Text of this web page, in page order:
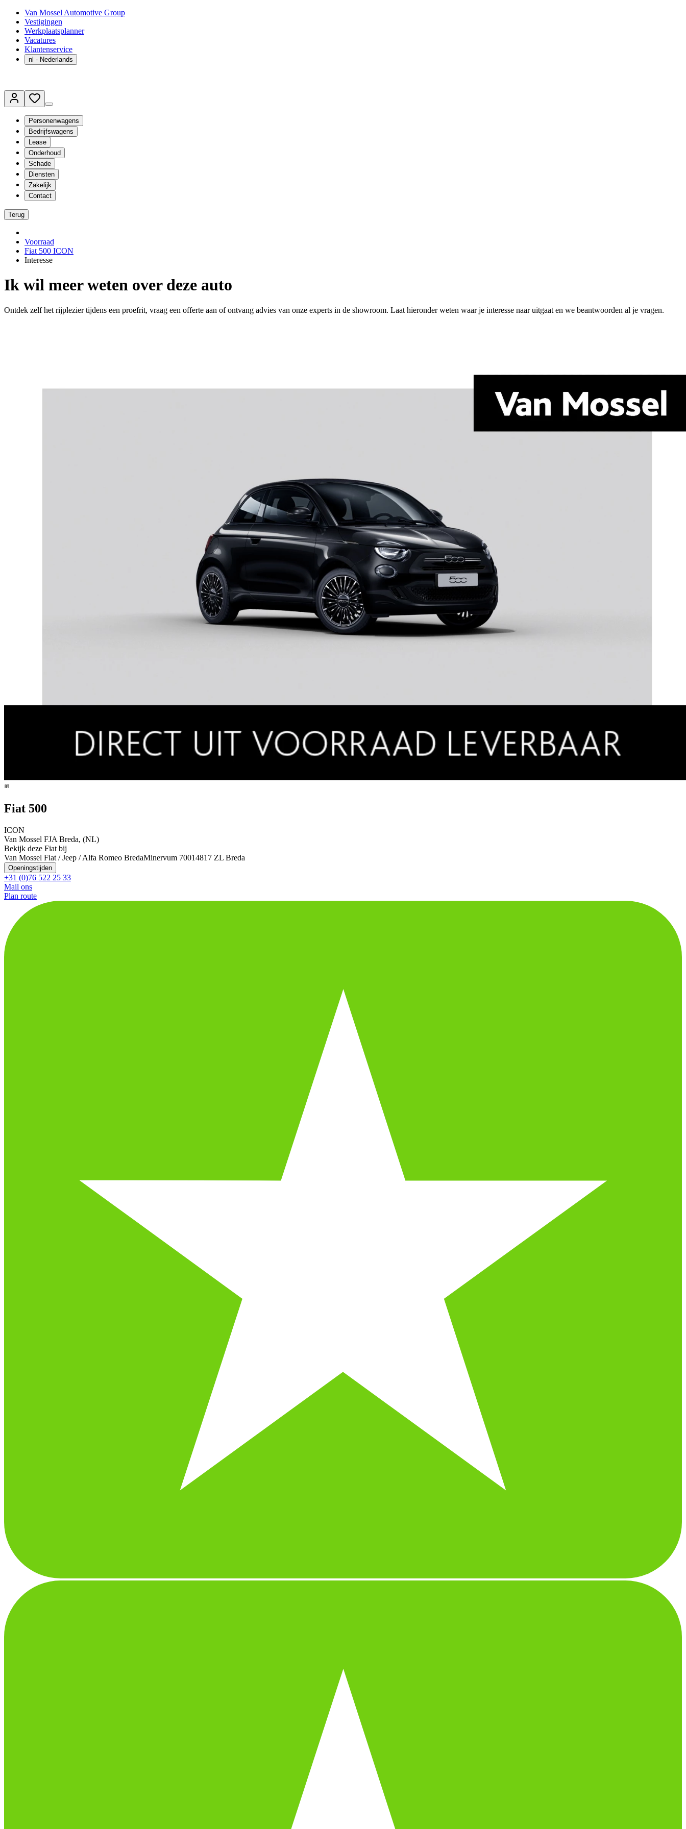
Van Mossel Automotive Group
Vestigingen
Werkplaatsplanner
Vacatures
Klantenservice
nl - Nederlands
Personenwagens
Bedrijfswagens
Lease
Onderhoud
Schade
Diensten
Zakelijk
Contact
Terug
Voorraad
Fiat 500 ICON
Interesse
Ik wil meer weten over deze auto
Ontdek zelf het rijplezier tijdens een proefrit, vraag een offerte aan of ontvang advies van onze experts in de showroom. Laat hieronder weten waar je interesse naar uitgaat en we beantwoorden al je vragen.
Fiat 500
ICON
Van Mossel FJA Breda, (NL)
Bekijk deze Fiat bij
Van Mossel Fiat / Jeep / Alfa Romeo BredaMinervum 70014817 ZL Breda
Openingstijden
+31 (0)76 522 25 33
Mail ons
Plan route